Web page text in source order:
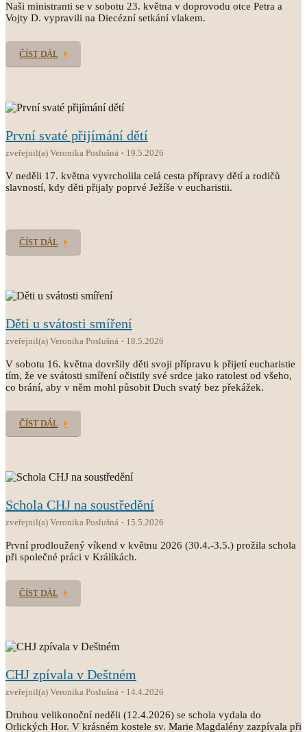
Naši ministranti se v sobotu 23. května v doprovodu otce Petra a
Vojty D. vypravili na Diecézní setkání vlakem.
ČÍST DÁL
První svaté přijímání dětí
zveřejnil(a) Veronika Poslušná 19.5.2026
V neděli 17. května vyvrcholila celá cesta přípravy dětí a rodičů
slavností, kdy děti přijaly poprvé Ježíše v eucharistii.
ČÍST DÁL
Děti u svátosti smíření
zveřejnil(a) Veronika Poslušná 18.5.2026
V sobotu 16. května dovršily děti svoji přípravu k přijetí eucharistie
tím, že ve svátosti smíření očistily své srdce jako ratolest od všeho,
co brání, aby v něm mohl působit Duch svatý bez překážek.
ČÍST DÁL
Schola CHJ na soustředění
zveřejnil(a) Veronika Poslušná 15.5.2026
První prodloužený víkend v květnu 2026 (30.4.-3.5.) prožila schola
při společné práci v Králíkách.
ČÍST DÁL
CHJ zpívala v Deštném
zveřejnil(a) Veronika Poslušná 14.4.2026
Druhou velikonoční neděli (12.4.2026) se schola vydala do
Orlických Hor. V krásném kostele sv. Marie Magdalény zazpívala při